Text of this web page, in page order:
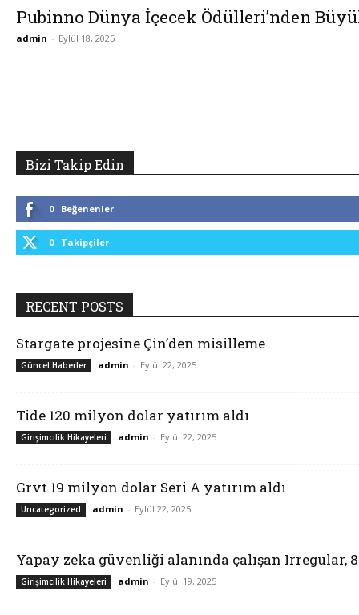
Pubinno Dünya İçecek Ödülleri’nden
admin - Eylül 18, 2025
Bizi Takip Edin
0 Beğenenler
0 Takipçiler
RECENT POSTS
Stargate projesine Çin’den misilleme
Güncel Haberler admin - Eylül 22, 2025
Tide 120 milyon dolar yatırım aldı
Girişimcilik Hikayeleri admin - Eylül 22, 2025
Grvt 19 milyon dolar Seri A yatırım aldı
Uncategorized admin - Eylül 22, 2025
Yapay zeka güvenliği alanında çalışan Irregular,
Girişimcilik Hikayeleri admin - Eylül 19, 2025